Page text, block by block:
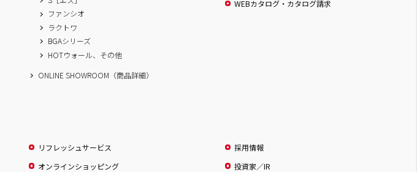
ファンシオ
ラクトワ
BGAシリーズ
HOTウォール、その他
ONLINE SHOWROOM（商品詳細）
WEBカタログ・カタログ請求
リフレッシュサービス
オンラインショッピング
採用情報
投資家／IR